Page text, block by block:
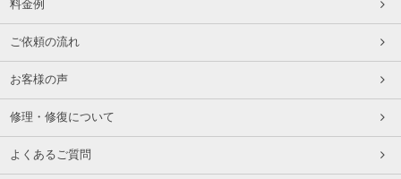
料金例
ご依頼の流れ
お客様の声
修理・修復について
よくあるご質問